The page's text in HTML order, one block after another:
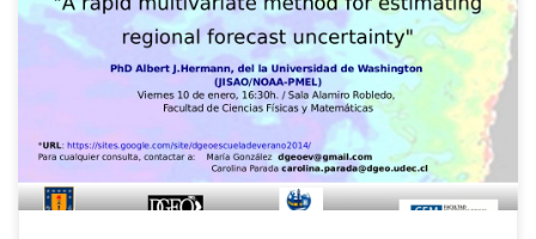
Se invita a todos los interesados a participar en el seminario « A rapid
multivariate method for estimating regional forecast uncertainty «, que se
realizará en el contexto de la […]